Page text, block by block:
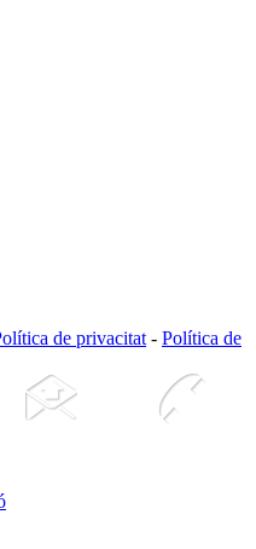
de privacitat - Política de